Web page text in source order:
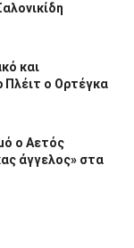
και
Πλέιτ ο Ορτέγκα
ο Αετός
άγγελος» στα